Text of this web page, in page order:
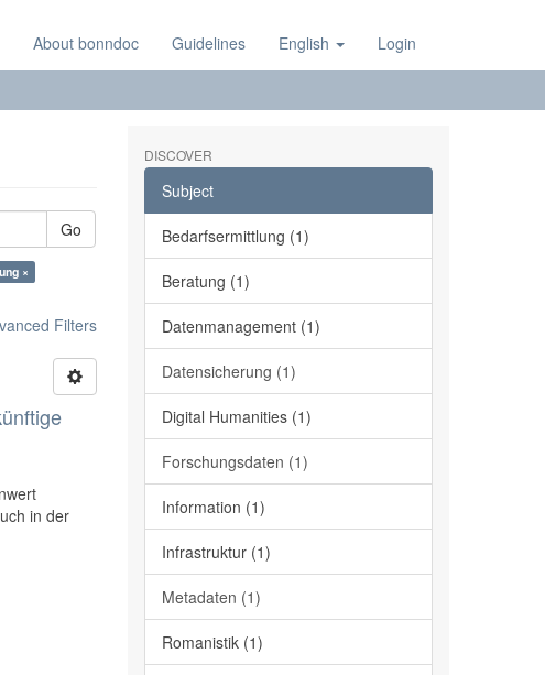
About bonndoc Guidelines English Login
Go
×
Filters
in der
DISCOVER
Subject
Bedarfsermittlung (1)
Beratung (1)
Datenmanagement (1)
Datensicherung (1)
Digital Humanities (1)
Forschungsdaten (1)
Information (1)
Infrastruktur (1)
Metadaten (1)
Romanistik (1)